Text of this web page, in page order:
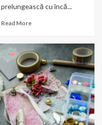
prelungească cu încă...
Read More